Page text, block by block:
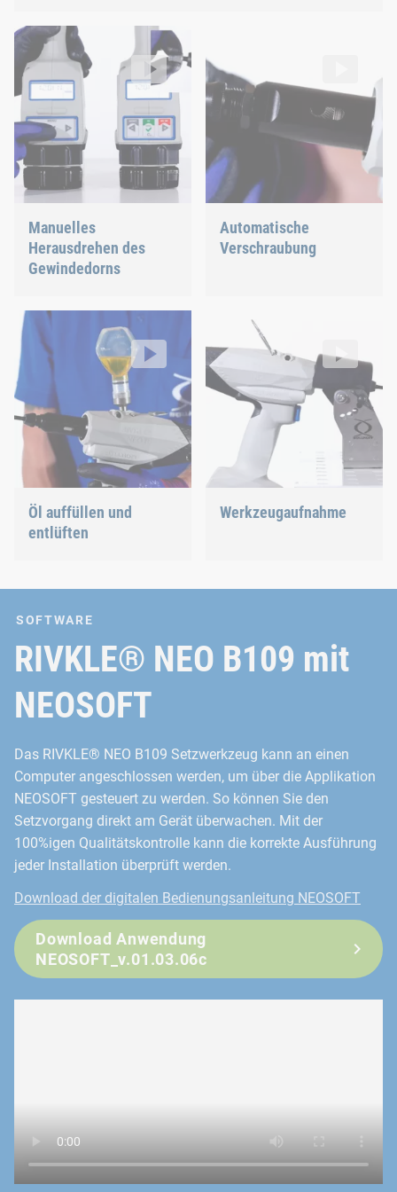
Manuelles
Herausdrehen des
Gewindedorns
Manuelles Herausdrehen des Gewindedorns
RIVKLE® NEO B107 / B109
Video: https://d30qymu4o00meq.cloudfront.net/boellhoff/
Automatische
Verschraubung
Video: https://
Öl auffüllen und
entlüften
Öl auffüllen und entlüften
RIVKLE® NEO B107 / B109
Video: https://d30qymu4o00meq.cloudfront.net/boellhoff/
Werkzeugaufnahme
RIVKLE® NEO B107 / B109
Video: https://
SOFTWARE
RIVKLE® NEO B109 mit
NEOSOFT
Das RIVKLE® NEO B109 Setzwerkzeug kann an einen
Computer angeschlossen werden, um über die Applikation
NEOSOFT gesteuert zu werden. So können Sie den
Setzvorgang direkt am Gerät überwachen. Mit der
100%igen Qualitätskontrolle kann die korrekte Ausführung
jeder Installation überprüft werden.
Download der digitalen Bedienungsanleitung NEOSOFT
Download Anwendung
NEOSOFT_v.01.03.06c